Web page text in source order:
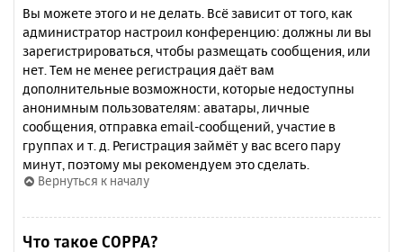
Вы можете этого и не делать. Всё зависит от того, как
администратор настроил конференцию: должны ли вы
зарегистрироваться, чтобы размещать сообщения, или
нет. Тем не менее регистрация даёт вам
дополнительные возможности, которые недоступны
анонимным пользователям: аватары, личные
сообщения, отправка email-сообщений, участие в
группах и т. д. Регистрация займёт у вас всего пару
минут, поэтому мы рекомендуем это сделать.
Вернуться к началу
Что такое COPPA?